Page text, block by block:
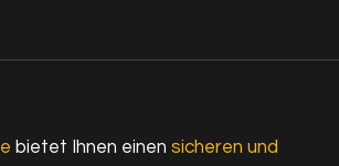
bietet Ihnen einen sicheren und